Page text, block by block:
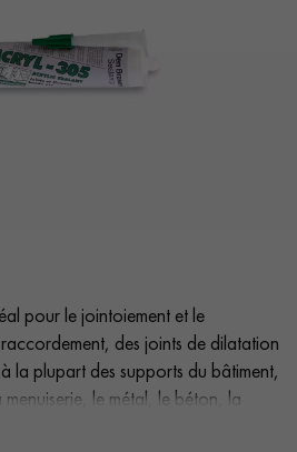
sont disponibles au
82 82 82
pour le jointoiement et le
des joints de dilatation
la plupart des supports du bâtiment,
le métal, le béton, la